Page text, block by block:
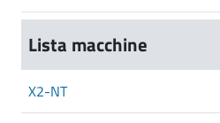
Lista macchine
X2-NT